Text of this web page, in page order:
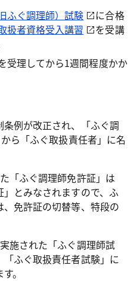
ふぐ調理師）試験
に合格
扱者資格受入講習
を受講
受理してから1週間程度かか
例が改正され、「ふぐ調
ら「ふぐ取扱責任者」に名
「ふぐ調理師免許証」は
」とみなされますので、ふ
免許証の切替等、特段の
施された「ふぐ調理師試
ふぐ取扱責任者試験」に
。